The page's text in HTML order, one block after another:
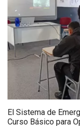
El Sistema de
Curso Básico para